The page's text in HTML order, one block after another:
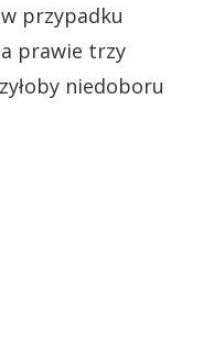
przypadku
prawie trzy
niedoboru